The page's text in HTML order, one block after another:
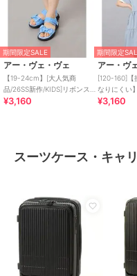
ブランド アー・
ショップ アー・
商品カテゴリ バッグ
ーバッグ
性別タイプ
ガールズ
バッグ
サイズ 120
グレー
商品の
期間限定SALE
アー・ヴェ・ヴェ
【19-24cm】[大人気商
品/26SS新作/KIDS]リボンスポ
サン
¥3,160
期間限定
アー・ヴ
[120-160]【
なりにくい
ワンピース
¥3,160
スーツケース・キャ